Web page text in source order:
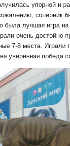
упорной и
соперник
была лучшая игра
очень достойно
7-8 места. Играли
уверенная победа